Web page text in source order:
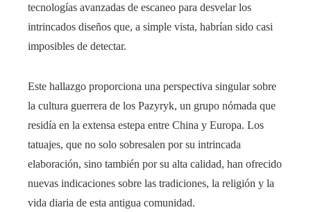
tecnologías avanzadas de escaneo para desvelar los
intrincados diseños que, a simple vista, habrían sido casi
imposibles de detectar.
Este hallazgo proporciona una perspectiva singular sobre
la cultura guerrera de los Pazyryk, un grupo nómada que
residía en la extensa estepa entre China y Europa. Los
tatuajes, que no solo sobresalen por su intrincada
elaboración, sino también por su alta calidad, han ofrecido
nuevas indicaciones sobre las tradiciones, la religión y la
vida diaria de esta antigua comunidad.